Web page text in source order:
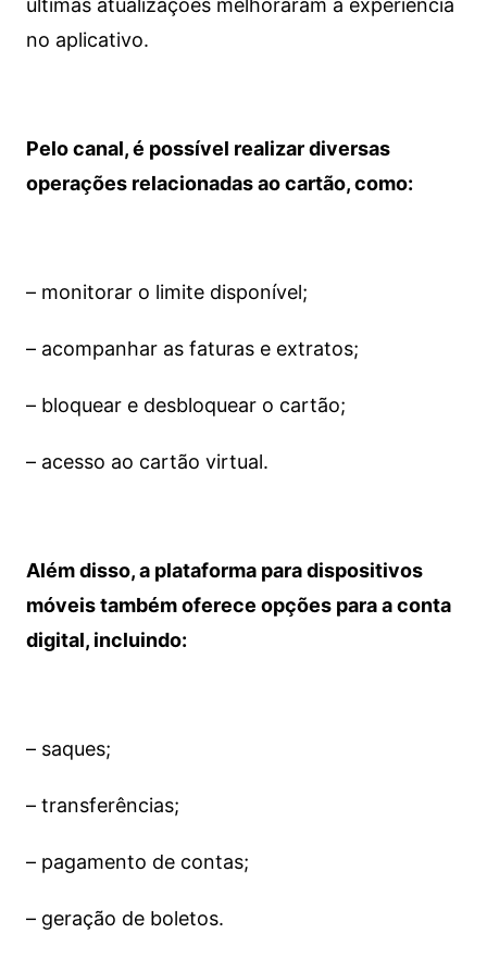
últimas atualizações melhoraram a experiência
no aplicativo.
Pelo canal, é possível realizar diversas
operações relacionadas ao cartão, como:
– monitorar o limite disponível;
– acompanhar as faturas e extratos;
– bloquear e desbloquear o cartão;
– acesso ao cartão virtual.
Além disso, a plataforma para dispositivos
móveis também oferece opções para a conta
digital, incluindo:
– saques;
– transferências;
– pagamento de contas;
– geração de boletos.